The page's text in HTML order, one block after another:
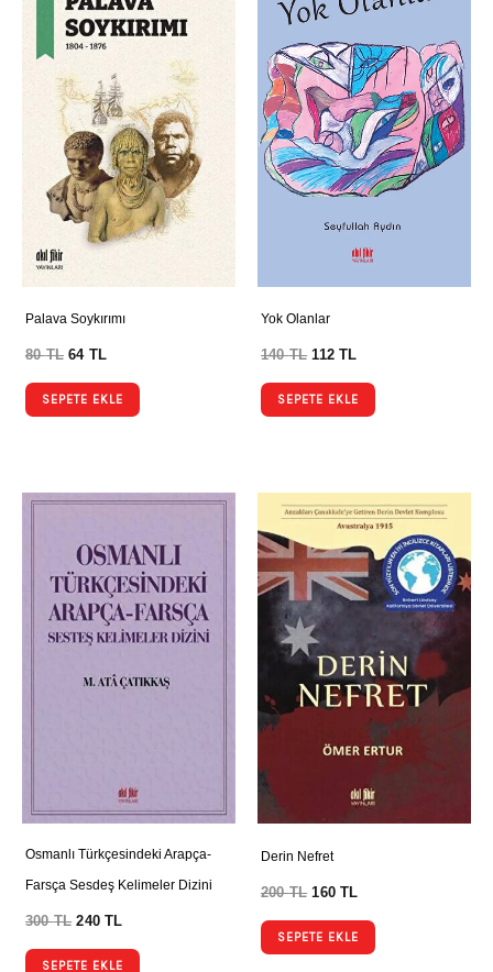
Palava Soykırımı
80TL 64 TL
SEPETE EKLE
Yok Olanlar
140TL 112TL
SEPETE EKLE
Osmanlı Türkçesindeki Arapça-
Farsça Sesdeş Kelimeler Dizini
300TL 240TL
SEPETE EKLE
Derin Nefret
200TL 160TL
SEPETE EKLE